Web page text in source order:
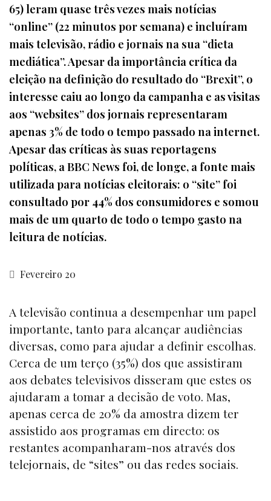
65) leram quase três vezes mais notícias
“online” (22 minutos por semana) e incluíram
mais televisão, rádio e jornais na sua “dieta
mediática”. Apesar da importância crítica da
eleição na definição do resultado do “Brexit”, o
interesse caiu ao longo da campanha e as visitas
aos “websites” dos jornais representaram
apenas 3% de todo o tempo passado na internet.
Apesar das críticas às suas reportagens
políticas, a BBC News foi, de longe, a fonte mais
utilizada para notícias eleitorais: o “site” foi
consultado por 44% dos consumidores e somou
mais de um quarto de todo o tempo gasto na
leitura de notícias.
Fevereiro 20
A televisão continua a desempenhar um papel
importante, tanto para alcançar audiências
diversas, como para ajudar a definir escolhas.
Cerca de um terço (35%) dos que assistiram
aos debates televisivos disseram que estes os
ajudaram a tomar a decisão de voto. Mas,
apenas cerca de 20% da amostra dizem ter
assistido aos programas em directo: os
restantes acompanharam-nos através dos
telejornais, de “sites” ou das redes sociais.